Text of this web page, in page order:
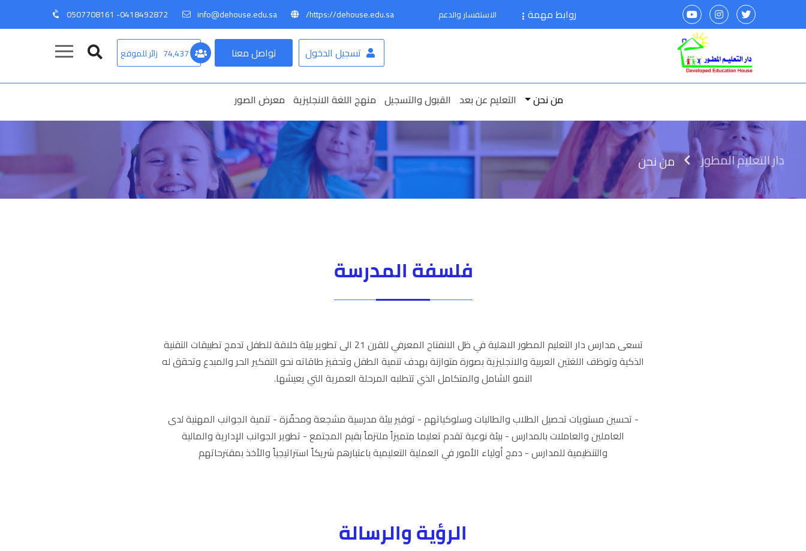
روابط مهمة الاستفسار والدعم https://dehouse.edu.sa/
info@dehouse.edu.sa
0418492872- 0507708161
تسجيل الدخول تواصل معنا 74,437 زائر للموقع
من نحن التعليم عن بعد القبول والتسجيل منهج اللغة الانجليزية معرض الصور
دار التعليم المطور من نحن
فلسفة المدرسة
تسعى مدارس دار التعليم المطور الاهلية في ظل الانفتاح المعرفي للقرن 21 الى تطوير بيئة خلاقة للطفل تدمج تطبيقات التقنية
الذكية وتوظف اللغتين العربية والانجليزية بصورة متوازنة بهدف تنمية الطفل وتحفيز طاقاته نحو التفكير الحر والمبدع وتحقق له
النمو الشامل والمتكامل الذي تتطلبه المرحلة العمرية التي يعيشها.
- تحسين مستويات تحصيل الطلاب والطالبات وسلوكياتهم - توفير بيئة مدرسية مشجعة ومحفّزة - تنمية الجوانب المهنية لدى
العاملين والعاملات بالمدارس - بيئة نوعية تقدم تعليما متميزاً ملتزماً بقيم المجتمع - تطوير الجوانب الإدارية والمالية
والتنظيمية للمدارس - دمج أولياء الأمور في العملية التعليمية باعتبارهم شريكاً استراتيجياً والأخذ بمقترحاتهم
الرؤية والرسالة